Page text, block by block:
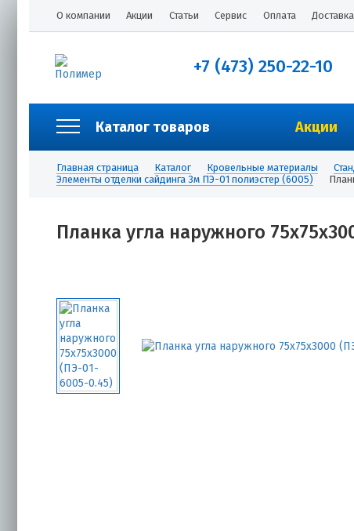
О компании Акции Статьи Сервис Оплата Доставка
+7 (473) 250-22-10
Каталог товаров Акции
Главная страница Каталог Кровельные материалы
Элементы отделки сайдинга 3м ПЭ-01 полиэстер (6005)
Планка угла наружного